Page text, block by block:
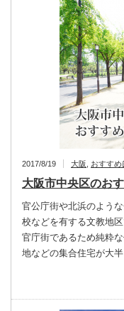
2017/8/19 大阪 おすすめ
大阪市中央区のお
官公庁街や北浜のよう
校などを有する文教地
官庁街であるため純粋
地などの集合住宅が大